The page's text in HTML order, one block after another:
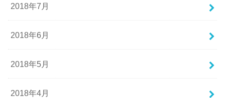
2018年7月
2018年6月
2018年5月
2018年4月